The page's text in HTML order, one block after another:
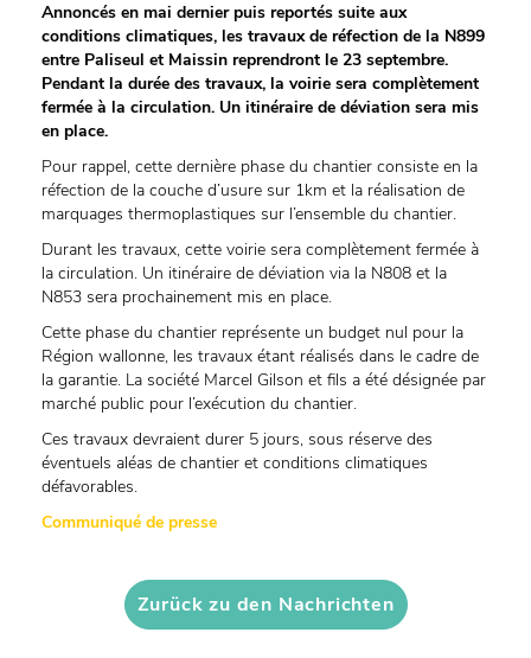
Annoncés en mai dernier puis reportés suite aux
conditions climatiques, les travaux de réfection de la N899
entre Paliseul et Maissin reprendront le 23 septembre.
Pendant la durée des travaux, la voirie sera complètement
fermée à la circulation. Un itinéraire de déviation sera mis
en place.
Pour rappel, cette dernière phase du chantier consiste en la
réfection de la couche d’usure sur 1km et la réalisation de
marquages thermoplastiques sur l’ensemble du chantier.
Durant les travaux, cette voirie sera complètement fermée à
la circulation. Un itinéraire de déviation via la N808 et la
N853 sera prochainement mis en place.
Cette phase du chantier représente un budget nul pour la
Région wallonne, les travaux étant réalisés dans le cadre de
la garantie. La société Marcel Gilson et fils a été désignée par
marché public pour l’exécution du chantier.
Ces travaux devraient durer 5 jours, sous réserve des
éventuels aléas de chantier et conditions climatiques
défavorables.
Communiqué de presse
Zurück zu den Nachrichten